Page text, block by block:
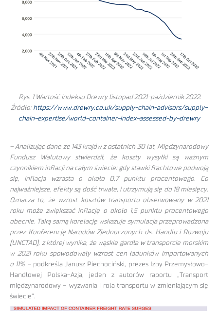
Rys. 1 Wartość indeksu Drewry listopad 2021-październik 2022.
Źródło: https://www.drewry.co.uk/supply-chain-advisors/supply-
chain-expertise/world-container-index-assessed-by-drewry
– Analizując dane ze 143 krajów z ostatnich 30 lat, Międzynarodowy
Fundusz Walutowy stwierdził, że koszty wysyłki są ważnym
czynnikiem inflacji na całym świecie: gdy stawki frachtowe podwoją
się, inflacja wzrasta o około 0,7 punktu procentowego. Co
najważniejsze, efekty są dość trwałe, i utrzymują się do 18 miesięcy.
Oznacza to, że wzrost kosztów transportu obserwowany w 2021
roku może zwiększać inflację o około 1,5 punktu procentowego
obecnie. Taką samą korelację wskazuje symulacja przeprowadzona
przez Konferencję Narodów Zjednoczonych ds. Handlu i Rozwoju
(UNCTAD), z której wynika, że wąskie gardła w transporcie morskim
w 2021 roku spowodowały wzrost cen ładunków importowanych
o 11% –podkreśla Janusz Piechociński, prezes Izby Przemysłowo-
Handlowej Polska-Azja, jeden z autorów raportu „Transport
międzynarodowy – wyzwania i rola transportu w zmieniającym się
świecie”.